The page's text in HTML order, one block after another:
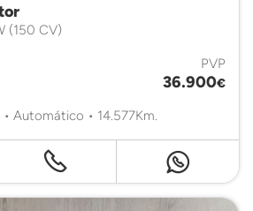
(150 CV)
PVP
36.900€
Automático • 14.577Km.